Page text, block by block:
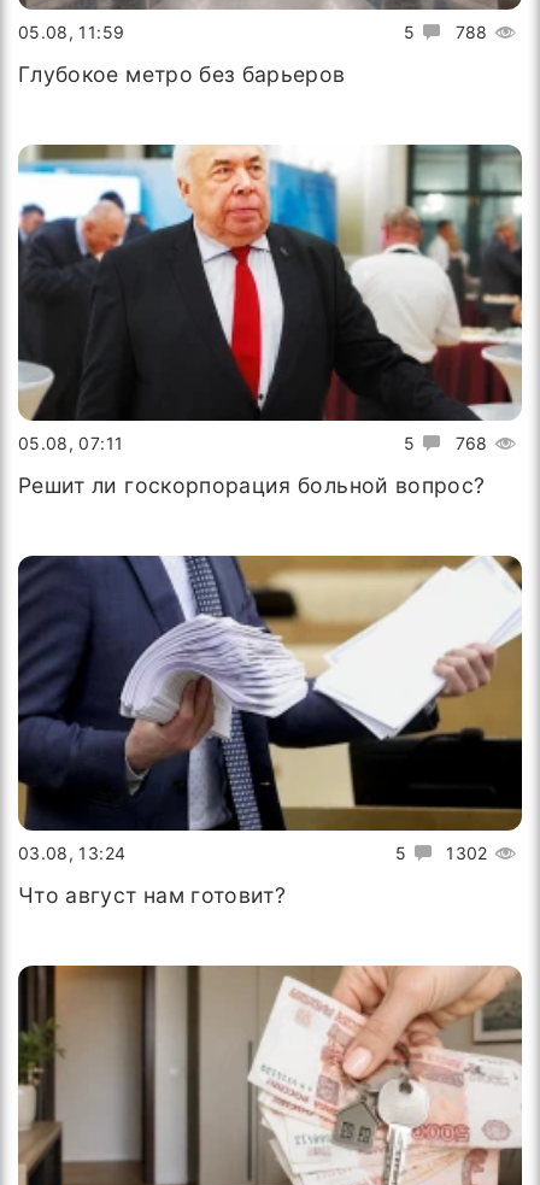
5 788
05.08, 11:59
Глубокое метро без барьеров
5 768
05.08, 07:11
Решит ли госкорпорация больной вопрос?
5 1302
03.08, 13:24
Что август нам готовит?